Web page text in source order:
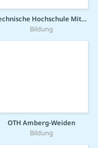
Technische Hochschule Mittelhessen
Bildung
OTH Amberg-Weiden
Bildung